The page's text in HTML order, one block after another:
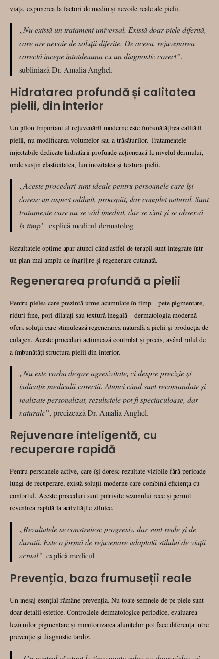
viață, expunerea la factori de mediu și nevoile reale ale pielii.
„Nu există un tratament universal. Există doar piele diferită,
care are nevoie de soluții diferite. De aceea, rejuvenarea
corectă începe întotdeauna cu un diagnostic corect”,
subliniază Dr. Amalia Anghel.
Hidratarea profundă și calitatea
pielii, din interior
Un pilon important al rejuvenării moderne este îmbunătățirea calității
pielii, nu modificarea volumelor sau a trăsăturilor. Tratamentele
injectabile dedicate hidratării profunde acționează la nivelul dermului,
unde susțin elasticitatea, luminozitatea și textura pielii.
„Aceste proceduri sunt ideale pentru persoanele care își
doresc un aspect odihnit, proaspăt, dar complet natural. Sunt
tratamente care nu se văd imediat, dar se simt și se observă
în timp”, explică medicul dermatolog.
Rezultatele optime apar atunci când astfel de terapii sunt integrate într-
un plan mai amplu de îngrijire și regenerare cutanată.
Regenerarea profundă a pielii
Pentru pielea care prezintă urme acumulate în timp – pete pigmentare,
riduri fine, pori dilatați sau textură inegală – dermatologia modernă
oferă soluții care stimulează regenerarea naturală a pielii și producția de
colagen. Aceste proceduri acționează controlat și precis, având rolul de
a îmbunătăți structura pielii din interior.
„Nu este vorba despre agresivitate, ci despre precizie și
indicație medicală corectă. Atunci când sunt recomandate și
realizate personalizat, rezultatele pot fi spectaculoase, dar
naturale”, precizează Dr. Amalia Anghel.
Rejuvenare inteligentă, cu
recuperare rapidă
Pentru persoanele active, care își doresc rezultate vizibile fără perioade
lungi de recuperare, există soluții moderne care combină eficiența cu
confortul. Aceste proceduri sunt potrivite sezonului rece și permit
revenirea rapidă la activitățile zilnice.
„Rezultatele se construiesc progresiv, dar sunt reale și de
durată. Este o formă de rejuvenare adaptată stilului de viață
actual”, explică medicul.
Prevenția, baza frumuseții reale
Un mesaj esențial rămâne prevenția. Nu toate semnele de pe piele sunt
doar detalii estetice. Controalele dermatologice periodice, evaluarea
leziunilor pigmentare și monitorizarea alunițelor pot face diferența între
prevenție și diagnostic tardiv.